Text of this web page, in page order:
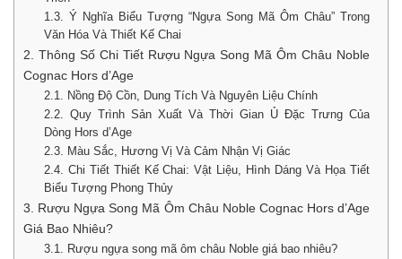
1.3. Ý Nghĩa Biểu Tượng “Ngựa Song Mã Ôm Châu” Trong
Văn Hóa Và Thiết Kế Chai
2. Thông Số Chi Tiết Rượu Ngựa Song Mã Ôm Châu Noble
Cognac Hors d’Age
2.1. Nồng Độ Cồn, Dung Tích Và Nguyên Liệu Chính
2.2. Quy Trình Sản Xuất Và Thời Gian Ủ Đặc Trưng Của
Dòng Hors d’Age
2.3. Màu Sắc, Hương Vị Và Cảm Nhận Vị Giác
2.4. Chi Tiết Thiết Kế Chai: Vật Liệu, Hình Dáng Và Họa Tiết
Biểu Tượng Phong Thủy
3. Rượu Ngựa Song Mã Ôm Châu Noble Cognac Hors d’Age
Giá Bao Nhiêu?
3.1. Rượu ngựa song mã ôm châu Noble giá bao nhiêu?